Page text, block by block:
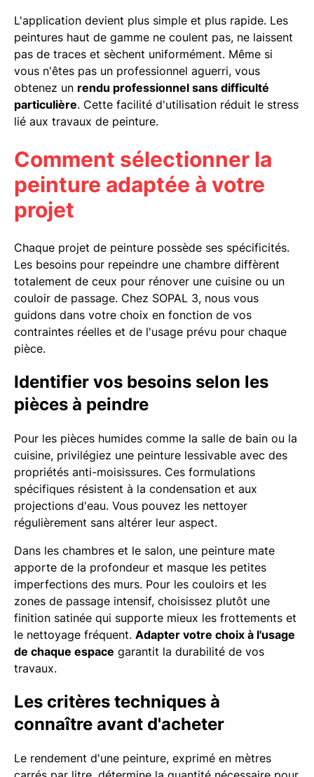
L'application devient plus simple et plus rapide. Les
peintures haut de gamme ne coulent pas, ne laissent
pas de traces et sèchent uniformément. Même si
vous n'êtes pas un professionnel aguerri, vous
obtenez un rendu professionnel sans difficulté
particulière. Cette facilité d'utilisation réduit le stress
lié aux travaux de peinture.
Comment sélectionner la
peinture adaptée à votre
projet
Chaque projet de peinture possède ses spécificités.
Les besoins pour repeindre une chambre diffèrent
totalement de ceux pour rénover une cuisine ou un
couloir de passage. Chez SOPAL 3, nous vous
guidons dans votre choix en fonction de vos
contraintes réelles et de l'usage prévu pour chaque
pièce.
Identifier vos besoins selon les
pièces à peindre
Pour les pièces humides comme la salle de bain ou la
cuisine, privilégiez une peinture lessivable avec des
propriétés anti-moisissures. Ces formulations
spécifiques résistent à la condensation et aux
projections d'eau. Vous pouvez les nettoyer
régulièrement sans altérer leur aspect.
Dans les chambres et le salon, une peinture mate
apporte de la profondeur et masque les petites
imperfections des murs. Pour les couloirs et les
zones de passage intensif, choisissez plutôt une
finition satinée qui supporte mieux les frottements et
le nettoyage fréquent. Adapter votre choix à l'usage
de chaque espace garantit la durabilité de vos
travaux.
Les critères techniques à
connaître avant d'acheter
Le rendement d'une peinture, exprimé en mètres